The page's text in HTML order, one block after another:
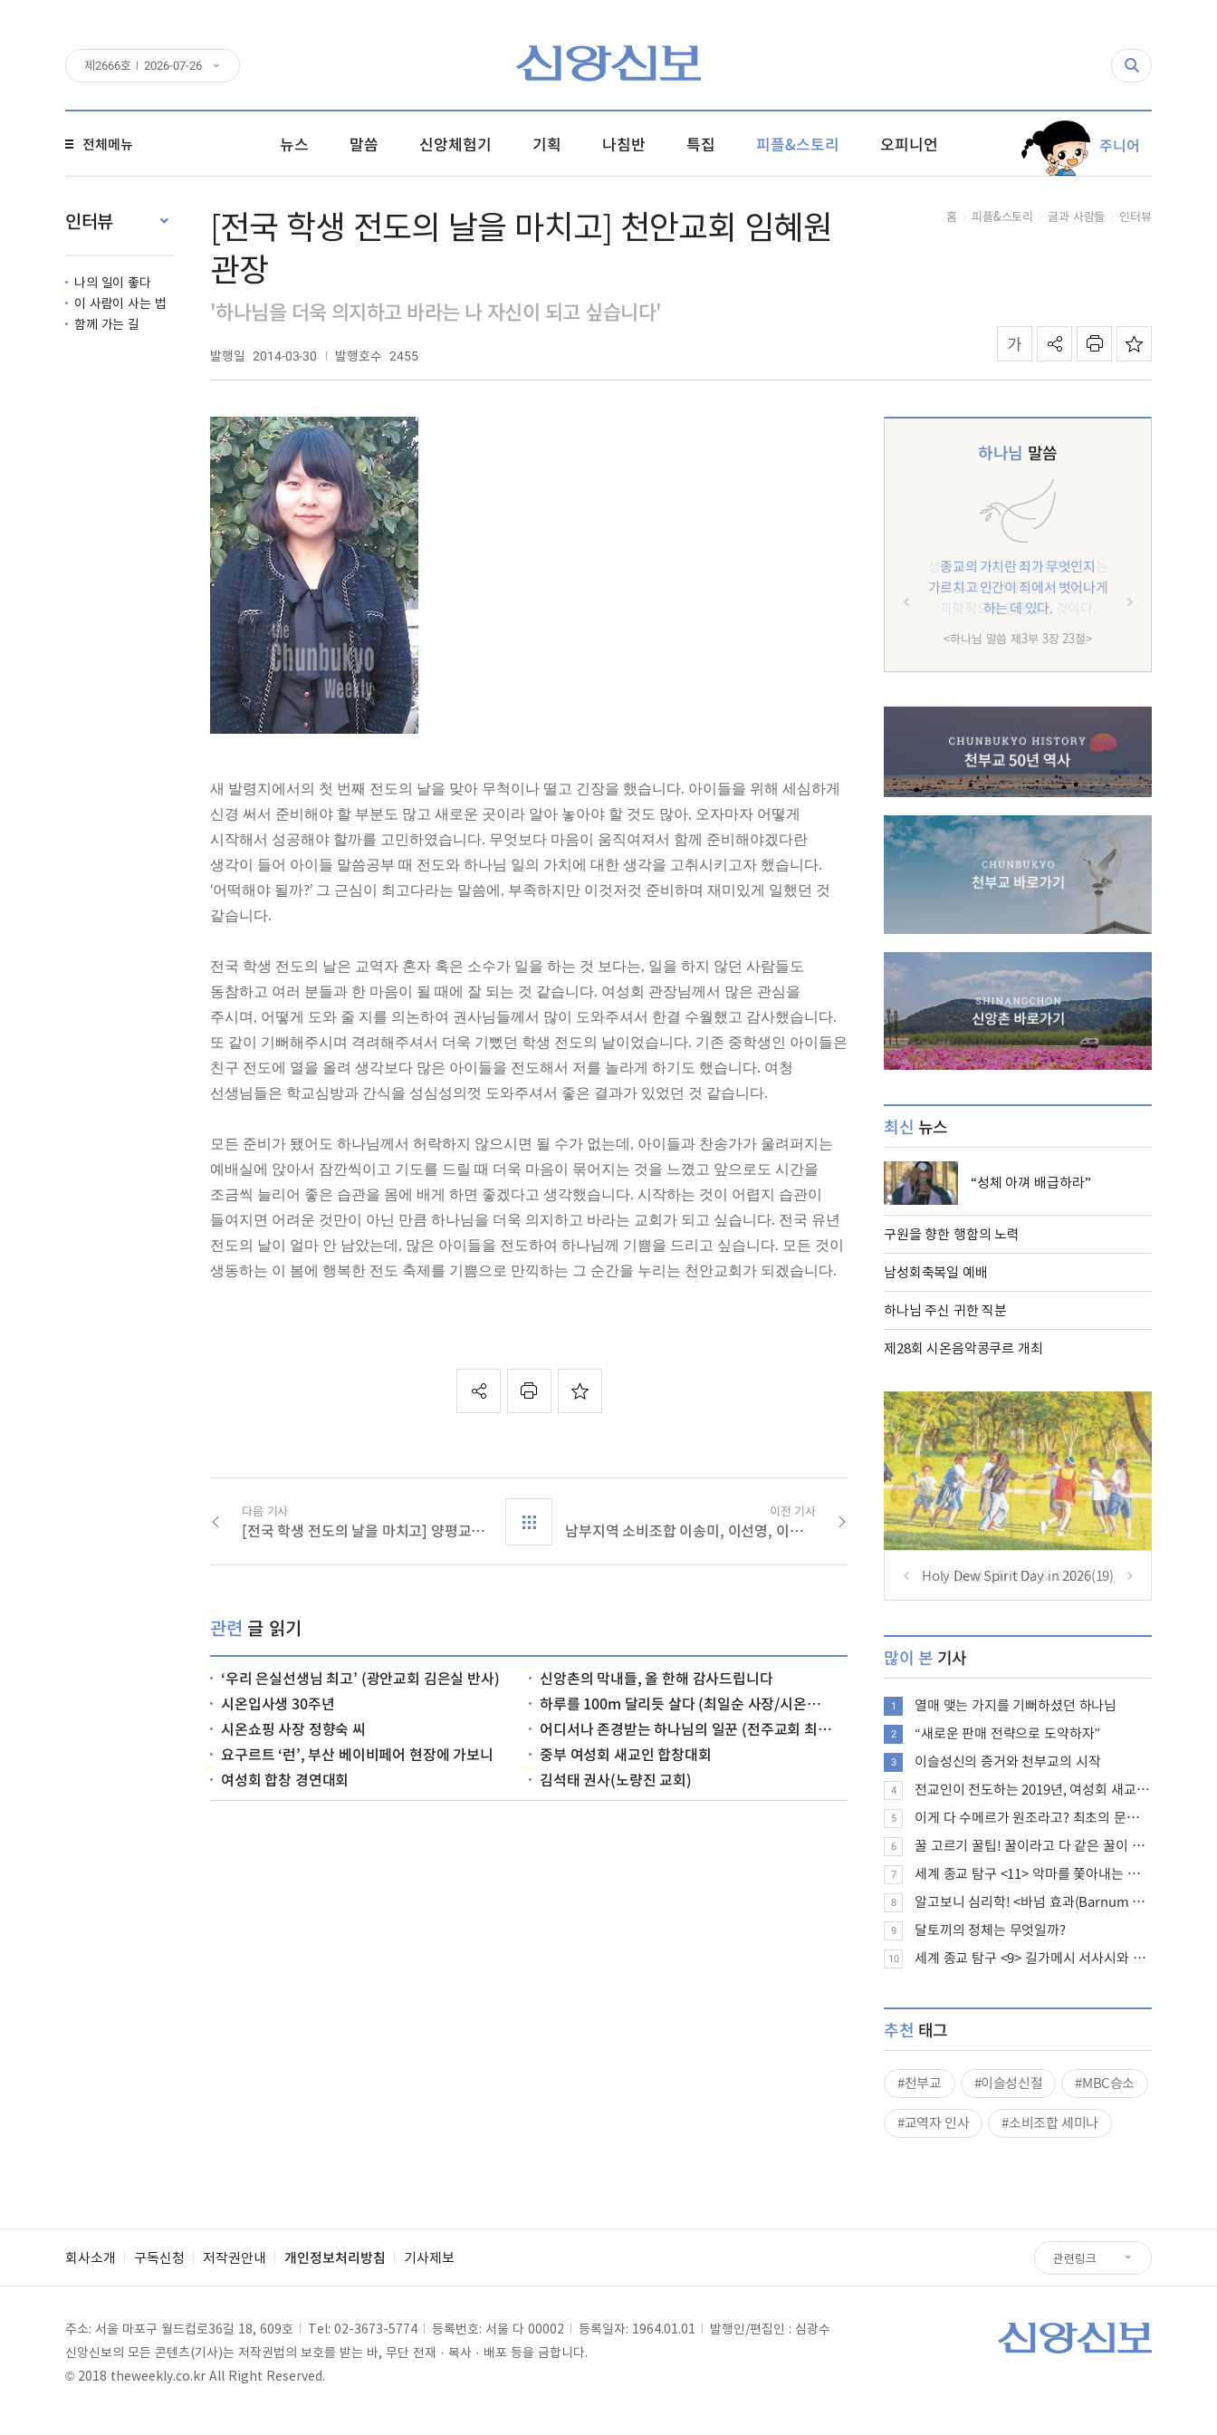
제 2666호 2026-07-26
전체메뉴 뉴스 말씀 신앙체험기 기획 나침반 특집 피플&스토리 오피니언 주니어
인터뷰
나의 일이 좋다
이 사람이 사는 법
함께 가는 길
[전국 학생 전도의 날을 마치고] 천안교회 임혜원
관장
'하나님을 더욱 의지하고 바라는 나 자신이 되고 싶습니다'
발행일 2014-03-30 발행호수 2455
홈 피플&스토리 글과 사람들 인터뷰
새 발령지에서의 첫 번째 전도의 날을 맞아 무척이나 떨고 긴장을 했습니다. 아이들을 위해 세심하게
신경 써서 준비해야 할 부분도 많고 새로운 곳이라 알아 놓아야 할 것도 많아, 오자마자 어떻게
시작해서 성공해야 할까를 고민하였습니다. 무엇보다 마음이 움직여져서 함께 준비해야겠다란
생각이 들어 아이들 말씀공부 때 전도와 하나님 일의 가치에 대한 생각을 고취시키고자 했습니다.
‘어떡해야 될까?’ 그 근심이 최고다라는 말씀에, 부족하지만 이것저것 준비하며 재미있게 일했던 것
같습니다.
전국 학생 전도의 날은 교역자 혼자 혹은 소수가 일을 하는 것 보다는, 일을 하지 않던 사람들도
동참하고 여러 분들과 한 마음이 될 때에 잘 되는 것 같습니다. 여성회 관장님께서 많은 관심을
주시며, 어떻게 도와 줄 지를 의논하여 권사님들께서 많이 도와주셔서 한결 수월했고 감사했습니다.
또 같이 기뻐해주시며 격려해주셔서 더욱 기뻤던 학생 전도의 날이었습니다. 기존 중학생인 아이들은
친구 전도에 열을 올려 생각보다 많은 아이들을 전도해서 저를 놀라게 하기도 했습니다. 여청
선생님들은 학교심방과 간식을 성심성의껏 도와주셔서 좋은 결과가 있었던 것 같습니다.
모든 준비가 됐어도 하나님께서 허락하지 않으시면 될 수가 없는데, 아이들과 찬송가가 울려퍼지는
예배실에 앉아서 잠깐씩이고 기도를 드릴 때 더욱 마음이 묶어지는 것을 느꼈고 앞으로도 시간을
조금씩 늘리어 좋은 습관을 몸에 배게 하면 좋겠다고 생각했습니다. 시작하는 것이 어렵지 습관이
들여지면 어려운 것만이 아닌 만큼 하나님을 더욱 의지하고 바라는 교회가 되고 싶습니다. 전국 유년
전도의 날이 얼마 안 남았는데, 많은 아이들을 전도하여 하나님께 기쁨을 드리고 싶습니다. 모든 것이
생동하는 이 봄에 행복한 전도 축제를 기쁨으로 만끽하는 그 순간을 누리는 천안교회가 되겠습니다.
다음 기사
[전국 학생 전도의 날을 마치고] 양평교회 임경아 관장
이전 기사
남부지역 소비조합 이송미, 이선영, 이남선, 최금순, 주미자 사장
관련 글 읽기
‘우리 은실선생님 최고’ (광안교회 김은실 반사)
신앙촌의 막내들, 올 한해 감사드립니다
시온입사생 30주년
하루를 100m 달리듯 살다 (최일순 사장/시온쇼핑 금호동 매장)
시온쇼핑 사장 정향숙 씨
어디서나 존경받는 하나님의 일꾼 (전주교회 최기만 승사)
요구르트 ‘런’, 부산 베이비페어 현장에 가보니
중부 여성회 새교인 합창대회
여성회 합창 경연대회
김석태 권사(노량진 교회)
하나님 말씀
종교의 가치란 죄가 무엇인지
가르치고 인간이 죄에서 벗어나게
하는 데 있다.
<하나님 말씀 제3부 3장 23절>
최신 뉴스
“성체 아껴 배급하라”
구원을 향한 행함의 노력
남성회축복일 예배
하나님 주신 귀한 직분
제28회 시온음악콩쿠르 개최
Holy Dew Spirit Day in 2026(19)
많이 본 기사
1 열매 맺는 가지를 기뻐하셨던 하나님
2 “새로운 판매 전략으로 도약하자”
3 이슬성신의 증거와 천부교의 시작
4 전교인이 전도하는 2019년, 여성회 새교인 증가 추세
5 이게 다 수메르가 원조라고? 최초의 문명, 수메르는 어떤 문명이었을까?
6 꿀 고르기 꿀팁! 꿀이라고 다 같은 꿀이 아니다!
7 세계 종교 탐구 <11> 악마를 쫓아내는 의식의 뿌리에 대하여
8 알고보니 심리학! <바넘 효과(Barnum effect)>
9 달토끼의 정체는 무엇일까?
10 세계 종교 탐구 <9> 길가메시 서사시와 성경에 대하여
추천 태그
#천부교 #이슬성신절
#MBC승소
#교역자 인사
#소비조합 세미나
회사소개 구독신청 저작권안내 개인정보처리방침 기사제보 관련링크
주소: 서울 마포구 월드컵로36길 18, 609호 Tel: 02-3673-5774 등록번호: 서울 다 00002 등록일자: 1964.01.01
발행인/편집인 : 심광수
신앙신보의 모든 콘텐츠(기사)는 저작권법의 보호를 받는 바, 무단 전재 · 복사 · 배포 등을 금합니다.
© 2018 theweekly.co.kr All Right Reserved.